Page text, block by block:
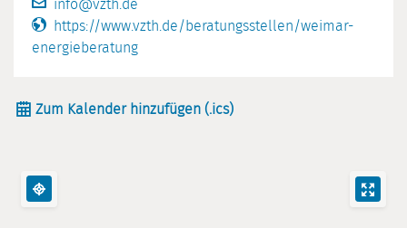
info@vzth.de
https://www.vzth.de/beratungsstellen/weimar-
energieberatung
Zum Kalender hinzufügen (.ics)